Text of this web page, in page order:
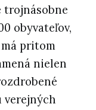
trojnásobne
obyvateľov,
má pritom
nielen
verejných